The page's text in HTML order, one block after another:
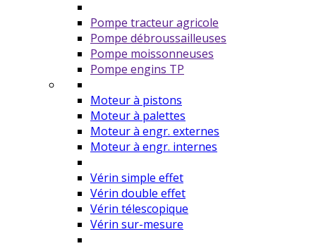
Pompe tracteur agricole
Pompe débroussailleuses
Pompe moissonneuses
Pompe engins TP
Moteur à pistons
Moteur à palettes
Moteur à engr. externes
Moteur à engr. internes
Vérin simple effet
Vérin double effet
Vérin télescopique
Vérin sur-mesure